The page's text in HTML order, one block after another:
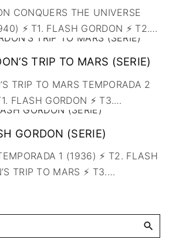
CONQUERS THE UNIVERSE
⚡ T1. FLASH GORDON ⚡ T2.…
TRIP TO MARS (SERIE)
TRIP TO MARS TEMPORADA 2
FLASH GORDON ⚡ T3.…
GORDON (SERIE)
1 (1936) ⚡ T2. FLASH
TRIP TO MARS ⚡ T3.…